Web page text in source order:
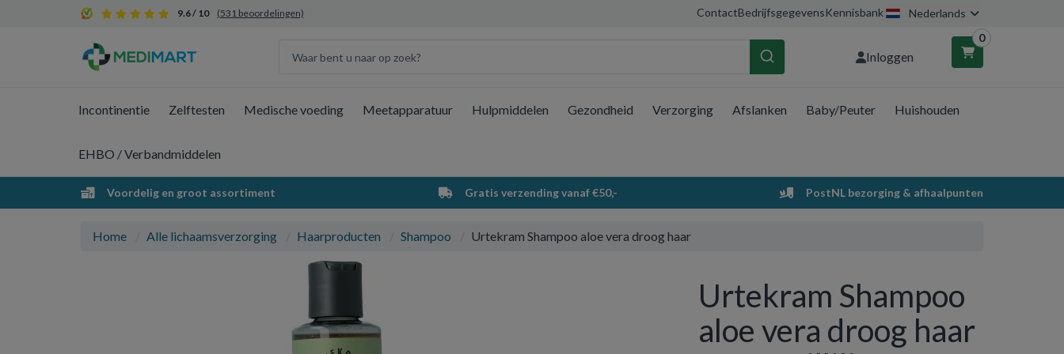
9.6 / 10 (531 beoordelingen) ContactBedrijfsgegevensKennisbank Nederlands
Inloggen
0
Winkelwagen
Uw winkelwagen is leeg.
Vul hem met producten.
Incontinentie Zelftesten Medische voeding Meetapparatuur Hulpmiddelen Gezondheid Verzorging Afslanken Baby/Peuter Huishouden
EHBO / Verbandmiddelen
Voordelig en groot assortiment Gratis verzending vanaf €50,- PostNL bezorging & afhaalpunten
Home Alle lichaamsverzorging Haarproducten Shampoo Urtekram Shampoo aloe vera droog haar
Urtekram Shampoo
aloe vera droog haar